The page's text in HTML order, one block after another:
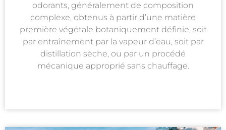
odorants, généralement de composition
complexe, obtenus à partir d’une matière
première végétale botaniquement définie, soit
par entraînement par la vapeur d’eau, soit par
distillation sèche, ou par un procédé
mécanique approprié sans chauffage.